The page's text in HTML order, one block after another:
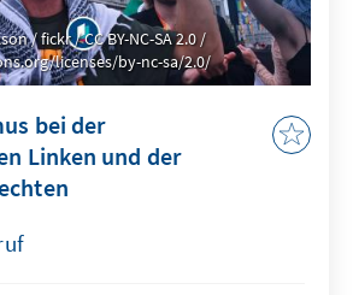
/ fickr / CC BY-NC-SA 2.0 /
licenses/by-nc-sa/2.0/
bei der
Linken und der